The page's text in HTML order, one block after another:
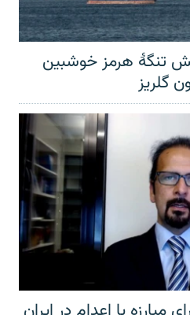
تنگهٔ هرمز خوشبین
گلریز